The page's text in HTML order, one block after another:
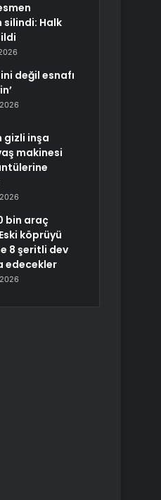
Halk
değil esnafı
gizli inşa
makinesi
bin araç
köprüyü
8 şeritli dev
edecekler